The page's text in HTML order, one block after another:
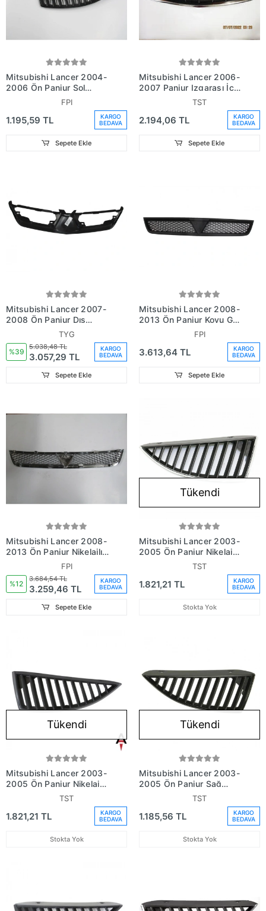
Mitsubishi Lancer 2004-
2006 Ön Panjur Sol
Siyah (Fpı) (Oem No:
FPI
1.195,59 TL
KARGO
BEDAVA
Sepete Ekle
Mitsubishi Lancer 2006-
2007 Panjur Izgarası İç
Sol (Oem No: 7450A247)
TST
2.194,06 TL
KARGO
BEDAVA
Sepete Ekle
Mitsubishi Lancer 2007-
2008 Ön Panjur Dış
Çerçevesi Siyah (Tyg)
(Oem No: 7450A214Wa)
TYG
%39
5.038,48 TL
3.057,29 TL
KARGO
BEDAVA
Sepete Ekle
Mitsubishi Lancer 2008-
2013 Ön Panjur Koyu Gri
(Fpı) (Oem No:FPI
3.613,64 TL
KARGO
BEDAVA
Sepete Ekle
Mitsubishi Lancer 2008-
2013 Ön Panjur Nikelajlı
(Siyah Petekli) (Fpı)
(Oem No: 7450A093)
FPI
%12
3.684,54 TL
3.259,46 TL
KARGO
BEDAVA
Sepete Ekle
Tükendi
Mitsubishi Lancer 2003-
2005 Ön Panjur Nikelaj
Sağ (Oem No: Mn161114)
TST
1.821,21 TL
KARGO
BEDAVA
Stokta Yok
Tükendi
Mitsubishi Lancer 2003-
2005 Ön Panjur Nikelaj
Sol (Oem No: Mn161113)
TST
1.821,21 TL
KARGO
BEDAVA
Stokta Yok
Tükendi
Mitsubishi Lancer 2003-
2005 Ön Panjur Sağ
(Oem No: Mn161116)
TST
1.185,56 TL
KARGO
BEDAVA
Stokta Yok